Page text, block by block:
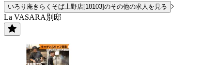
いろり庵きらくそば上野店[18103]のその他の求人を見る
La VASARA別邸